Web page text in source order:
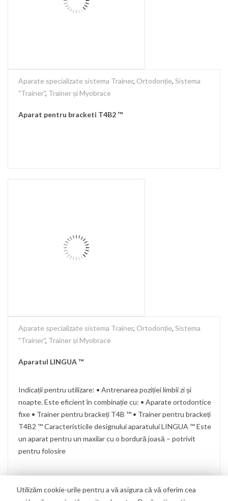
Aparate specializate sistema Trainer, Ortodonție, Sistema
"Trainer", Trainer și Myobrace
Aparat pentru bracketi T4B2 ™
Aparate specializate sistema Trainer, Ortodonție, Sistema
"Trainer", Trainer și Myobrace
Aparatul LINGUA ™
Indicații pentru utilizare: • Antrenarea poziției limbii zi și
noapte. Este eficient în combinație cu: • Aparate ortodontice
fixe • Trainer pentru brackeți T4B ™ • Trainer pentru brackeți
T4B2 ™ Caracteristicile designului aparatului LINGUA ™ Este
un aparat pentru un maxilar cu o bordură joasă – potrivit
pentru folosire
Utilizăm cookie-urile pentru a vă asigura că vă oferim cea